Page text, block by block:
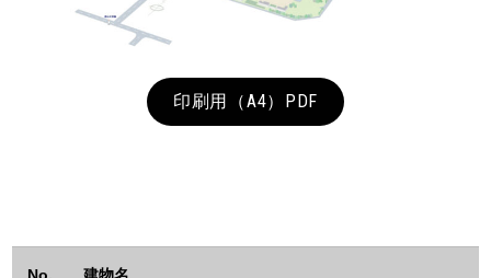
印刷用（A4）PDF